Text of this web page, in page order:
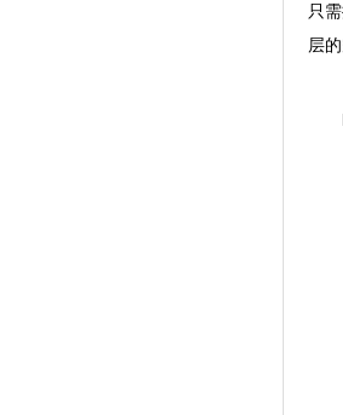
只
层